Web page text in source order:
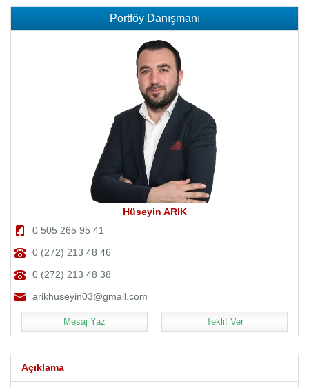
Portföy Danışmanı
Hüseyin ARIK
0 505 265 95 41
0 (272) 213 48 46
0 (272) 213 48 38
arikhuseyin03@gmail.com
Mesaj Yaz Teklif Ver
Açıklama